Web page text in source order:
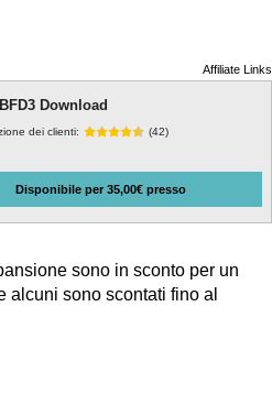
Affiliate Links
Download
dei clienti: (42)
Disponibile per 35,00€ presso
sono in sconto per un
alcuni sono scontati fino al